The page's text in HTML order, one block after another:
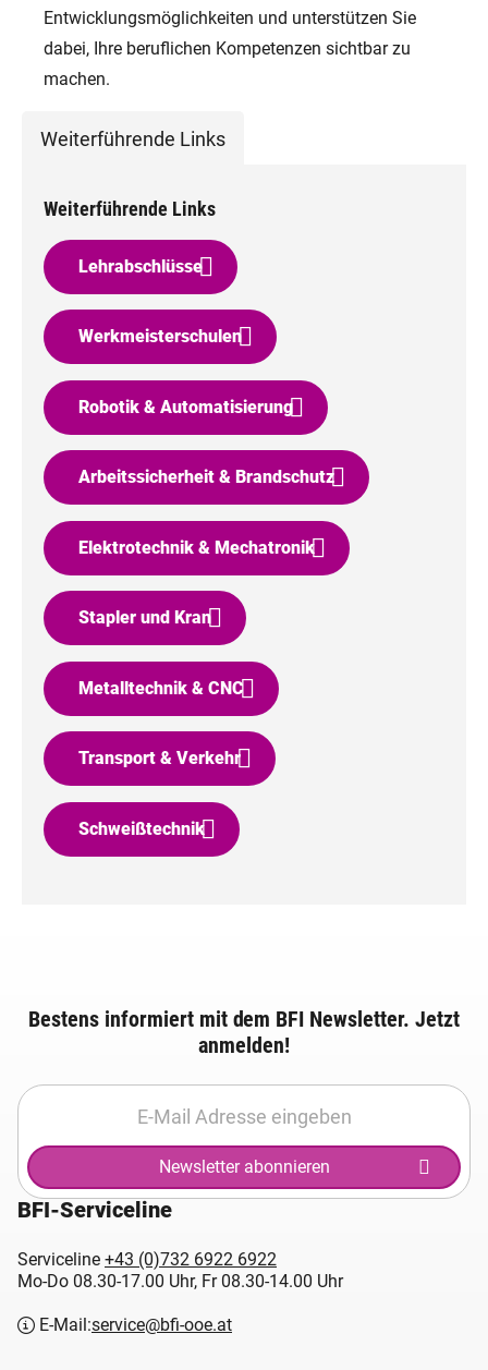
Entwicklungsmöglichkeiten und unterstützen Sie
dabei, Ihre beruflichen Kompetenzen sichtbar zu
machen.
Weiterführende Links
Weiterführende Links
Lehrabschlüsse
Werkmeisterschulen
Robotik & Automatisierung
Arbeitssicherheit & Brandschutz
Elektrotechnik & Mechatronik
Stapler und Kran
Metalltechnik & CNC
Transport & Verkehr
Schweißtechnik
Bestens informiert mit dem BFI Newsletter. Jetzt
anmelden!
Newsletter abonnieren
BFI-Serviceline
Serviceline +43 (0)732 6922 6922
Mo-Do 08.30-17.00 Uhr, Fr 08.30-14.00 Uhr
E-Mail:service@bfi-ooe.at